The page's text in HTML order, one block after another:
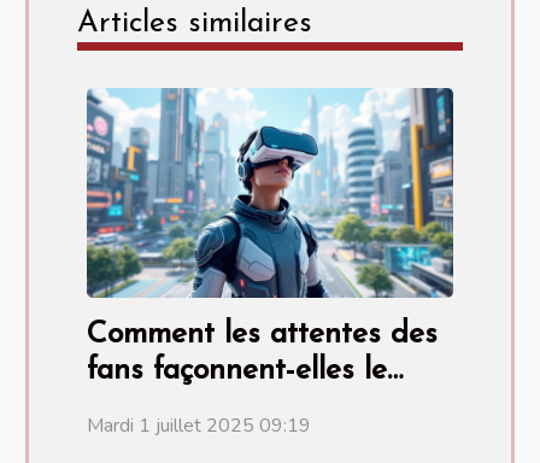
Articles similaires
Comment les attentes des
fans façonnent-elles le
rôle ?
Mardi 1 juillet 2025 09:19